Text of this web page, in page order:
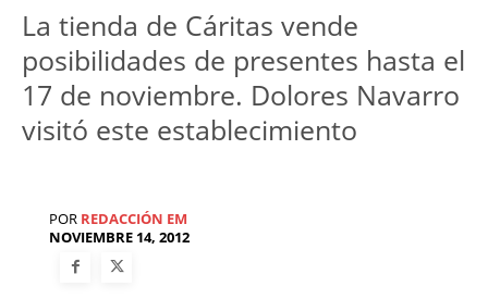
La tienda de Cáritas vende
posibilidades de presentes hasta el
17 de noviembre. Dolores Navarro
visitó este establecimiento
POR REDACCIÓN EM
NOVIEMBRE 14, 2012